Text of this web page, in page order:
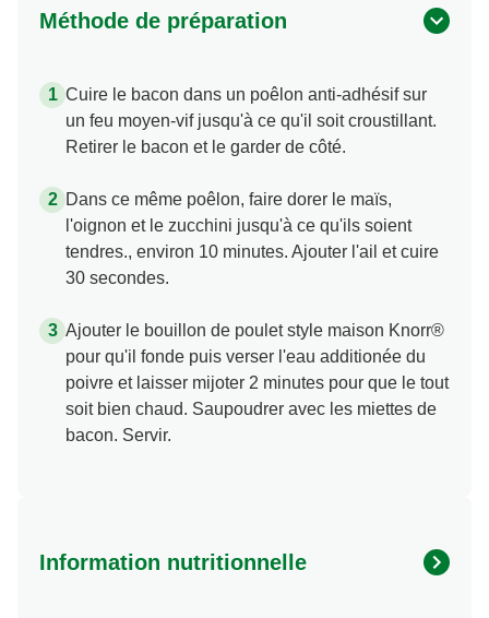
Méthode de préparation
Cuire le bacon dans un poêlon anti-adhésif sur
un feu moyen-vif jusqu'à ce qu'il soit croustillant.
Retirer le bacon et le garder de côté.
Dans ce même poêlon, faire dorer le maïs,
l'oignon et le zucchini jusqu'à ce qu'ils soient
tendres., environ 10 minutes. Ajouter l'ail et cuire
30 secondes.
Ajouter le bouillon de poulet style maison Knorr®
pour qu'il fonde puis verser l'eau additionée du
poivre et laisser mijoter 2 minutes pour que le tout
soit bien chaud. Saupoudrer avec les miettes de
bacon. Servir.
Information nutritionnelle